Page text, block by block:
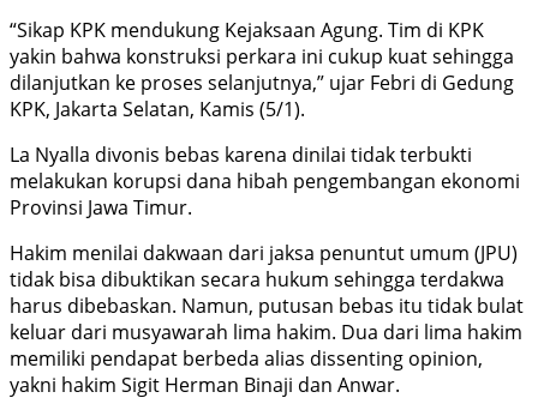
“Sikap KPK mendukung Kejaksaan Agung. Tim di KPK
yakin bahwa konstruksi perkara ini cukup kuat sehingga
dilanjutkan ke proses selanjutnya,” ujar Febri di Gedung
KPK, Jakarta Selatan, Kamis (5/1).
La Nyalla divonis bebas karena dinilai tidak terbukti
melakukan korupsi dana hibah pengembangan ekonomi
Provinsi Jawa Timur.
Hakim menilai dakwaan dari jaksa penuntut umum (JPU)
tidak bisa dibuktikan secara hukum sehingga terdakwa
harus dibebaskan. Namun, putusan bebas itu tidak bulat
keluar dari musyawarah lima hakim. Dua dari lima hakim
memiliki pendapat berbeda alias dissenting opinion,
yakni hakim Sigit Herman Binaji dan Anwar.